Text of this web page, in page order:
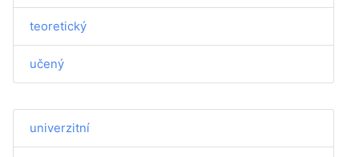
teoretický
učený
univerzitní